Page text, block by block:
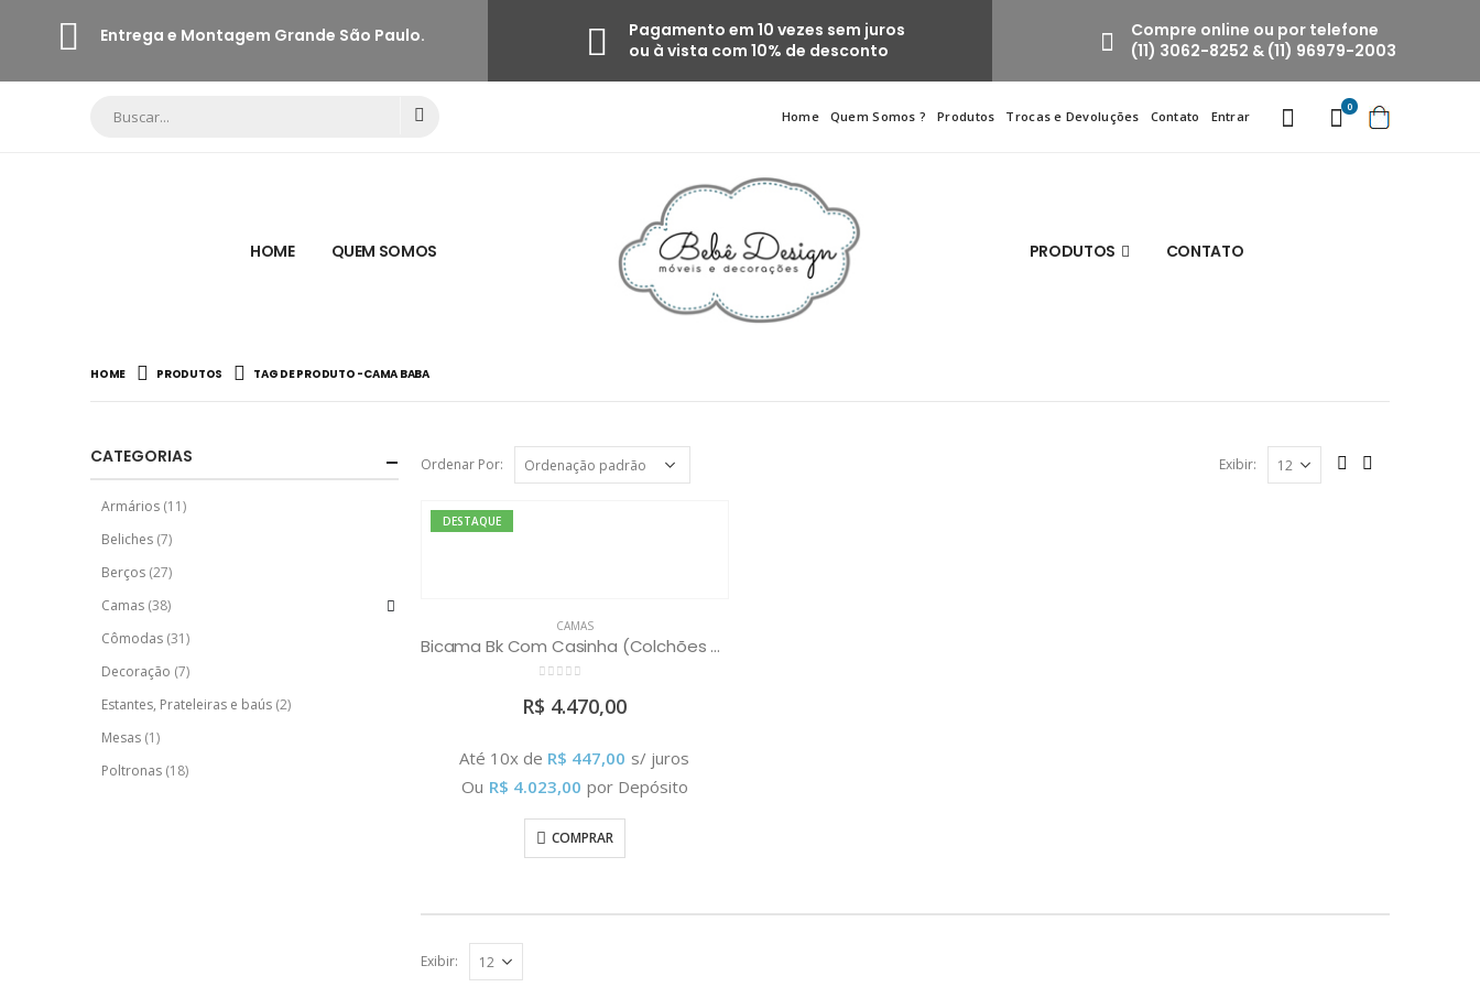
Entrega e Montagem Grande São Paulo.
Pagamento em 10 vezes sem juros
ou à vista com 10% de desconto
Compre online ou por telefone
(11) 3062-8252 & (11) 96979-2003
Home Quem Somos ? Produtos Trocas e Devoluções Contato Entrar
0
HOME QUEM SOMOS PRODUTOS CONTATO
HOME PRODUTOS TAG DE PRODUTO -CAMA BABA
Ordenar Por: Exibir:
DESTAQUE
CAMAS
Bicama Bk Com Casinha (Colchões e Escorrega Vendidos Separadamente)
R$ 4.470,00
Até 10x de R$ 447,00 s/ juros
Ou R$ 4.023,00 por Depósito
COMPRAR
Exibir:
CATEGORIAS
Armários (11)
Beliches (7)
Berços (27)
Camas (38)
Cômodas (31)
Decoração (7)
Estantes, Prateleiras e baús (2)
Mesas (1)
Poltronas (18)